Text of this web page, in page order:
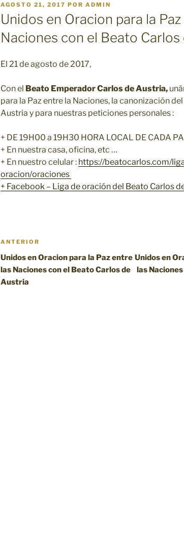
PUBLICADO
EL
AGOSTO 21, 2017 POR ADMIN
Unidos en Oracion para la
Naciones con el Beato
El 21 de agosto de 2017,
Con el Beato Emperador Carlos de Austria,
para la Paz entre la Naciones, la canonización
Austria y para nuestras peticiones personales :
+ DE 19H00 a 19H30 HORA LOCAL DE CADA
+ En nuestra casa, oficina, etc …
+ En nuestro celular : https://beatocarlos.com/
oracion/oraciones
+ Facebook – Liga de oración del Beato Carlos
Navegación
de
entradas
Entrada
anterior:
ANTERIOR
Unidos en Oracion para la Paz entre
las Naciones con el Beato Carlos de
Austria
Unidos en
las